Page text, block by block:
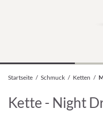
Startseite / Schmuck / Ketten /
Kette - Night